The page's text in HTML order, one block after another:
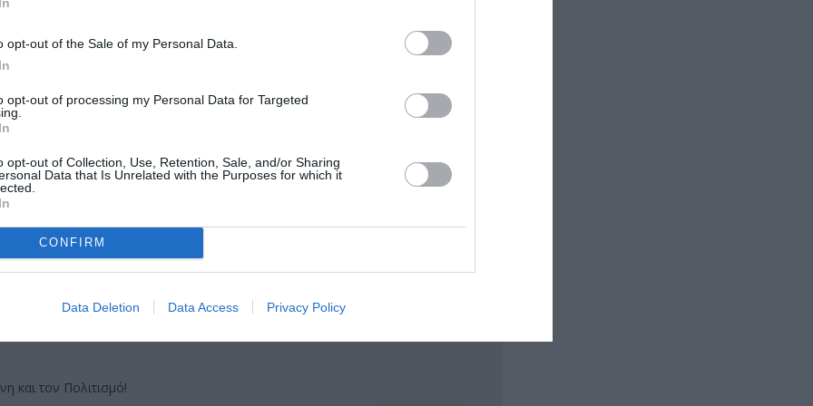
opt-out of the Sale of my Personal Data.
opt-out of processing my Personal Data for Targeted
opt-out of Collection, Use, Retention, Sale, and/or Sharing
Data that Is Unrelated with the Purposes for which it
CONFIRM
Data Deletion Data Access Privacy Policy
πρώτοι όλες τις ειδήσεις
στοCulturenow.gr
ΦΕΣΤΙΒΑΛ ΧΟΡΟΥ
και τον Πολιτισμό!